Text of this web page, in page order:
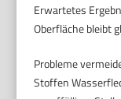
Erwartetes
Oberfläche bleibt
Probleme
Stoffen